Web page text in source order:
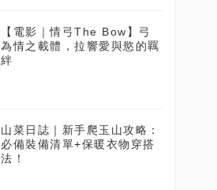
【電影｜情弓The Bow】弓
為情之載體，拉響愛與慾的羈
絆
山菜日誌｜新手爬玉山攻略：
必備裝備清單+保暖衣物穿搭
法！